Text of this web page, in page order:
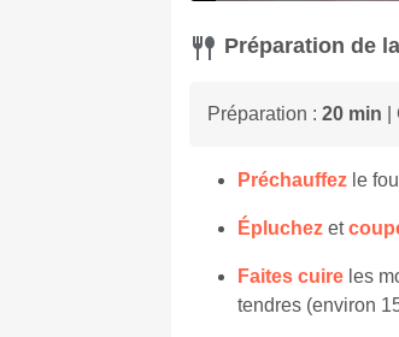
Préparation de
Préparation : 20 min
Préchauffez le
Épluchez et
Faites cuire les
tendres (environ